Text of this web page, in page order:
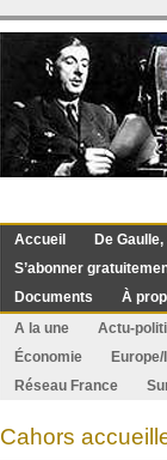
Accueil De
S’abonner
Documents
À
A la une
Actu-
Économie
Réseau France
Cahors